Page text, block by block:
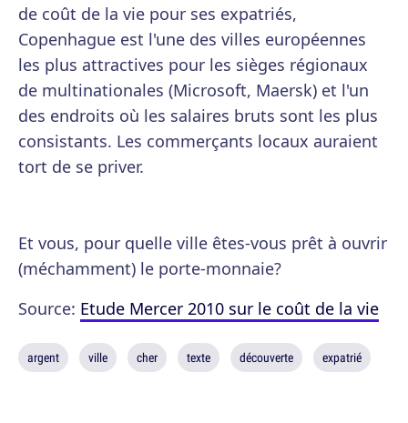
de coût de la vie pour ses expatriés,
Copenhague est l'une des villes européennes
les plus attractives pour les sièges régionaux
de multinationales (Microsoft, Maersk) et l'un
des endroits où les salaires bruts sont les plus
consistants. Les commerçants locaux auraient
tort de se priver.
Et vous, pour quelle ville êtes-vous prêt à ouvrir
(méchamment) le porte-monnaie?
Source: Etude Mercer 2010 sur le coût de la vie
argent ville cher texte découverte expatrié